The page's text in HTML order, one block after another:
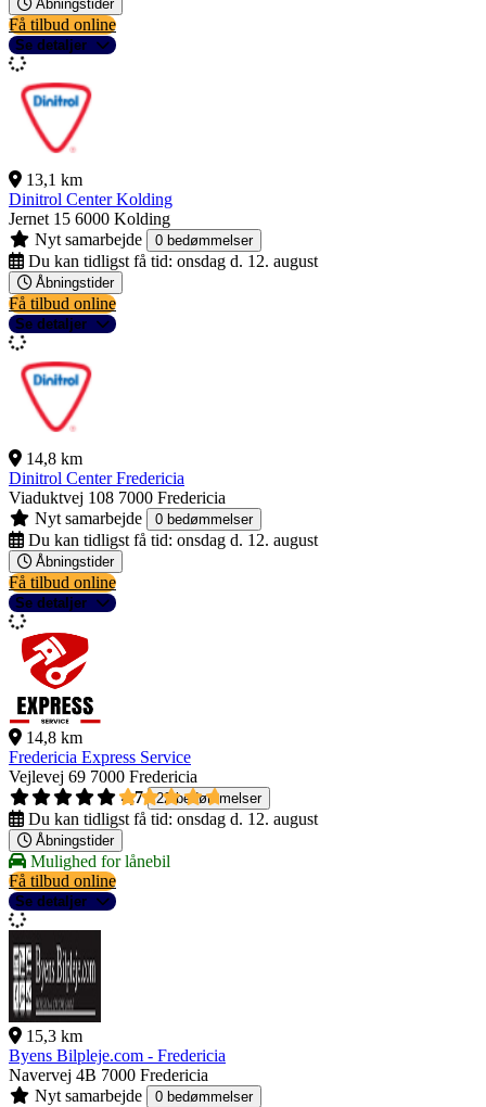
Åbningstider
Få tilbud online
Se detaljer
13,1 km
Dinitrol Center Kolding
Jernet 15 6000 Kolding
Nyt samarbejde
0 bedømmelser
Du kan tidligst få tid: onsdag d. 12. august
Åbningstider
Få tilbud online
Se detaljer
14,8 km
Dinitrol Center Fredericia
Viaduktvej 108 7000 Fredericia
Nyt samarbejde
0 bedømmelser
Du kan tidligst få tid: onsdag d. 12. august
Åbningstider
Få tilbud online
Se detaljer
14,8 km
Fredericia Express Service
Vejlevej 69 7000 Fredericia
4,7
22 bedømmelser
Du kan tidligst få tid: onsdag d. 12. august
Åbningstider
Mulighed for lånebil
Få tilbud online
Se detaljer
15,3 km
Byens Bilpleje.com - Fredericia
Navervej 4B 7000 Fredericia
Nyt samarbejde
0 bedømmelser